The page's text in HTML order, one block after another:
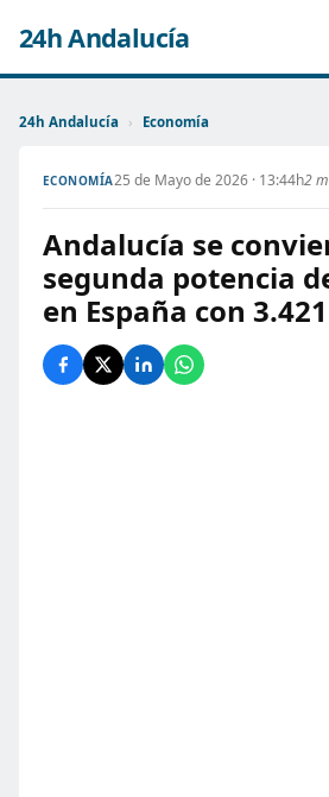
24h Andalucía
24h Andalucía › Economía
ECONOMÍA25 de Mayo de 2026 · 13:44h2
Andalucía se
segunda potencia
en España con